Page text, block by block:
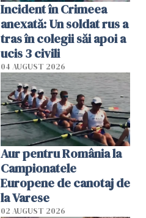
Incident în Crimeea
anexată: Un soldat rus a
tras în colegii săi apoi a
ucis 3 civili
04 AUGUST 2026
Aur pentru România la
Campionatele
Europene de canotaj de
la Varese
02 AUGUST 2026